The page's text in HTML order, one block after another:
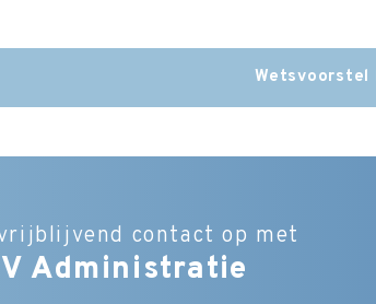
Wetsvoorstel
contact op met
Administratie